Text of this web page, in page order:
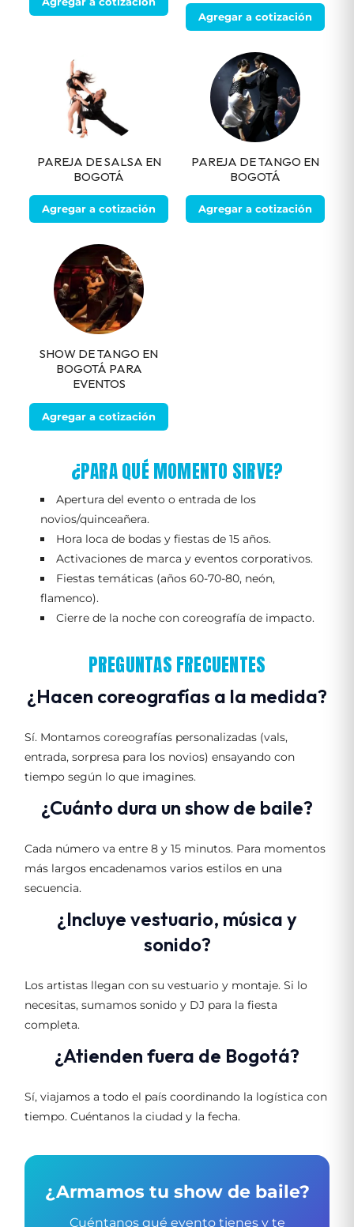
Agregar a cotización
PAREJA DE SALSA EN
BOGOTÁ
Agregar a cotización
PAREJA DE TANGO EN
BOGOTÁ
Agregar a cotización
SHOW DE TANGO EN
BOGOTÁ PARA
EVENTOS
Agregar a cotización
¿PARA QUÉ MOMENTO SIRVE?
Apertura del evento o entrada de los
novios/quinceañera.
Hora loca de bodas y fiestas de 15 años.
Activaciones de marca y eventos corporativos.
Fiestas temáticas (años 60-70-80, neón,
flamenco).
Cierre de la noche con coreografía de impacto.
PREGUNTAS FRECUENTES
¿Hacen coreografías a la medida?
Sí. Montamos coreografías personalizadas (vals,
entrada, sorpresa para los novios) ensayando con
tiempo según lo que imagines.
¿Cuánto dura un show de baile?
Cada número va entre 8 y 15 minutos. Para momentos
más largos encadenamos varios estilos en una
secuencia.
¿Incluye vestuario, música y
sonido?
Los artistas llegan con su vestuario y montaje. Si lo
necesitas, sumamos sonido y DJ para la fiesta
completa.
¿Atienden fuera de Bogotá?
Sí, viajamos a todo el país coordinando la logística con
tiempo. Cuéntanos la ciudad y la fecha.
¿Armamos tu show de baile?
Cuéntanos qué evento tienes y te